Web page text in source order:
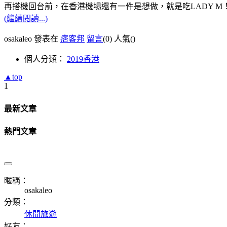
再搭機回台前，在香港機場還有一件是想做，就是吃LADY M
(繼續閱讀...)
osakaleo 發表在 痞客邦 留言(0) 人氣()
個人分類： 2019香港
▲top
1
最新文章
熱門文章
暱稱：
osakaleo
分類：
休閒旅遊